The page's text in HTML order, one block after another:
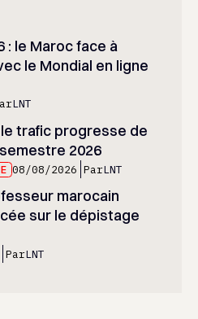
: le Maroc face à
le Mondial en ligne
LNT
trafic progresse de
2026
08/08/2026 ParLNT
marocain
sur le dépistage
ParLNT